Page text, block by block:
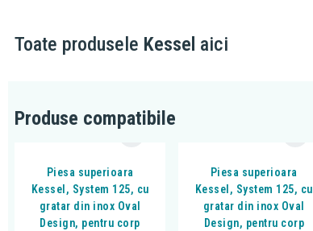
Toate produsele Kessel aici
Produse compatibile
Piesa superioara
Kessel, System 125, cu
gratar din inox Oval
Design, pentru corp
Piesa superioara
Kessel, System 125, cu
gratar din inox Oval
Design, pentru corp